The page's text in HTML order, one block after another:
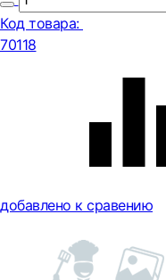
Код товара:
70118
добавлено к сравению